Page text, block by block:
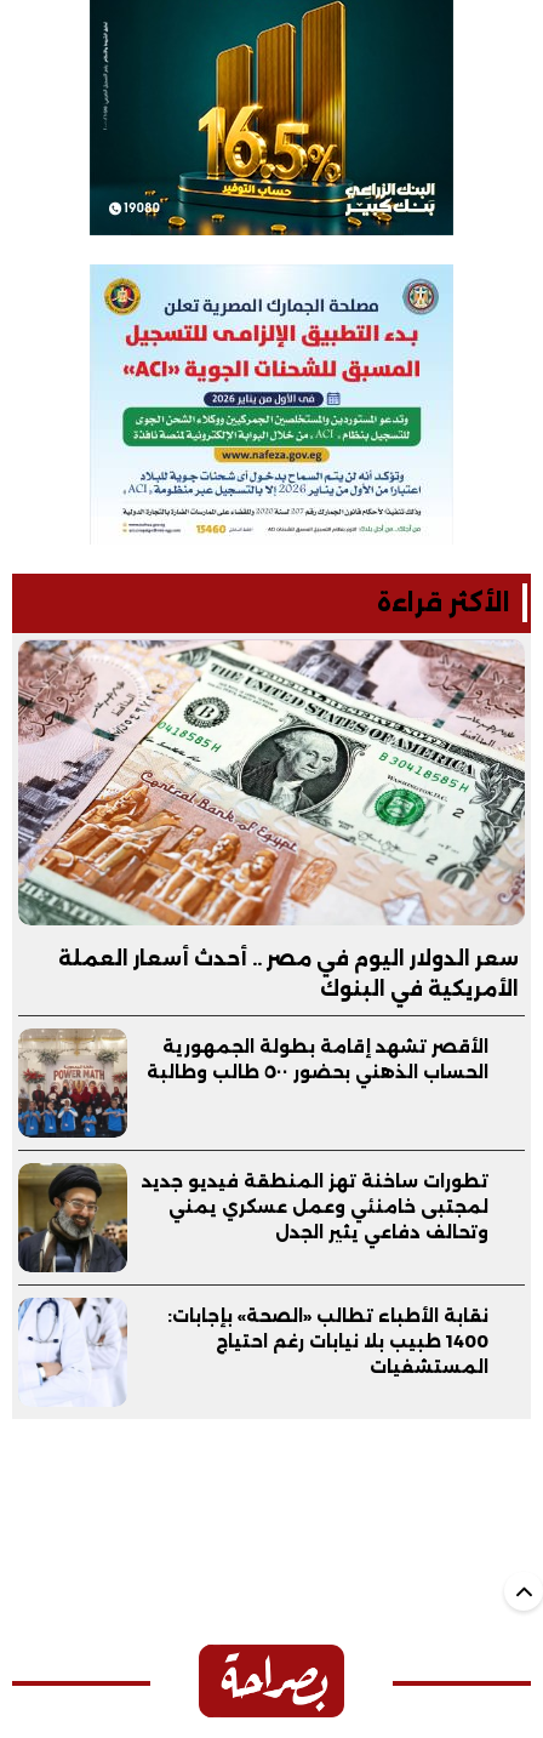
الأكثر قراءة
سعر الدولار اليوم في مصر .. أحدث أسعار العملة
الأمريكية في البنوك
الأقصر تشهد إقامة بطولة الجمهورية
الحساب الذهني بحضور ٥٠٠ طالب وطالبة
تطورات ساخنة تهز المنطقة فيديو جديد
لمجتبى خامنئي وعمل عسكري يمني
وتحالف دفاعي يثير الجدل
نقابة الأطباء تطالب «الصحة» بإجابات:
1400 طبيب بلا نيابات رغم احتياج
المستشفيات